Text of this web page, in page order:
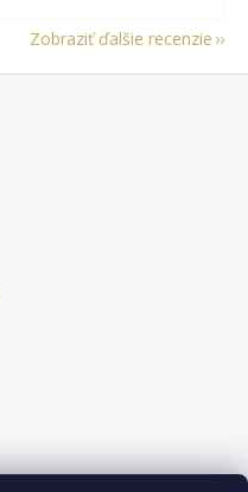
Zobraziť ďalšie recenzie